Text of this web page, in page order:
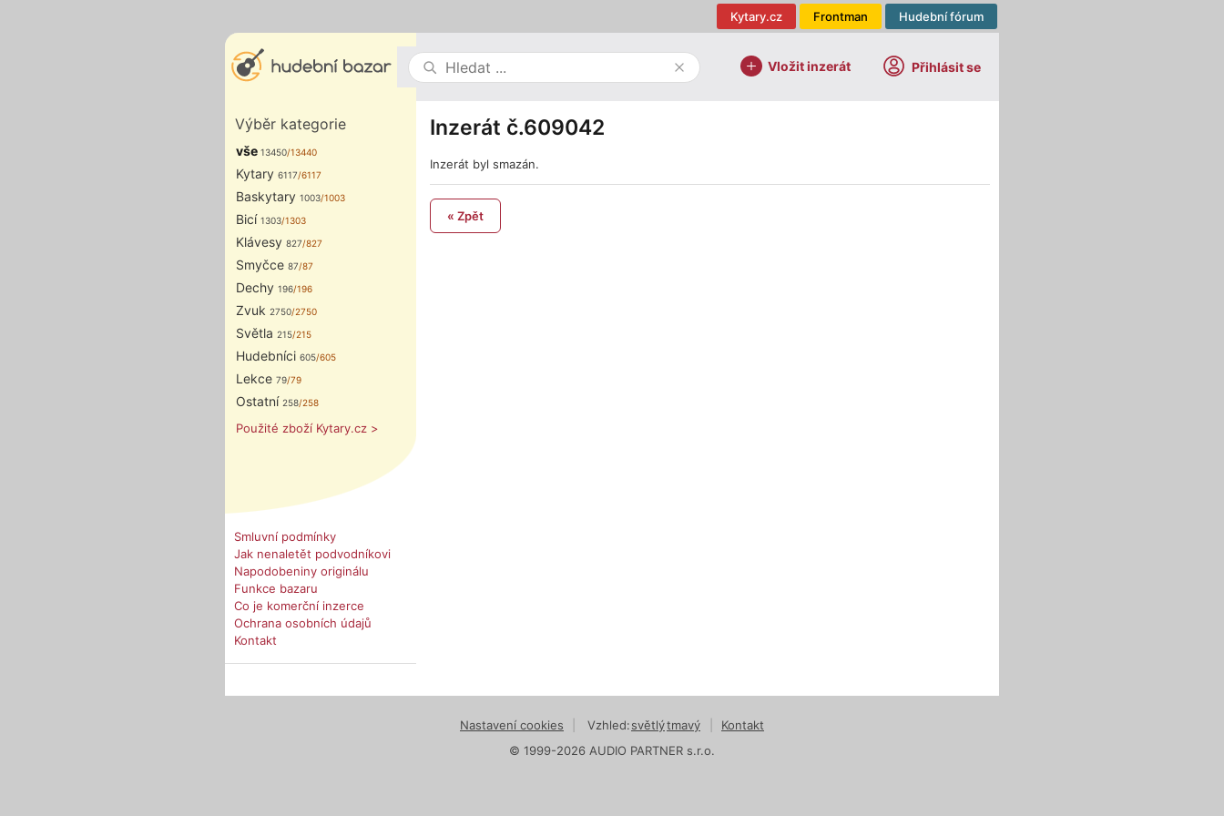
Hudební fórum
Frontman
Kytary.cz
Vložit inzerát Přihlásit se
Výběr kategorie
vše 13450/13440
Kytary 6117/6117
Baskytary 1003/1003
Bicí 1303/1303
Klávesy 827/827
Smyčce 87/87
Dechy 196/196
Zvuk 2750/2750
Světla 215/215
Hudebníci 605/605
Lekce 79/79
Ostatní 258/258
Použité zboží Kytary.cz >
Smluvní podmínky
Jak nenaletět podvodníkovi
Napodobeniny originálu
Funkce bazaru
Co je komerční inzerce
Ochrana osobních údajů
Kontakt
Inzerát č.609042
Inzerát byl smazán.
« Zpět
Nastavení cookies Vzhled:světlýtmavý
Kontakt
© 1999-2026 AUDIO PARTNER s.r.o.